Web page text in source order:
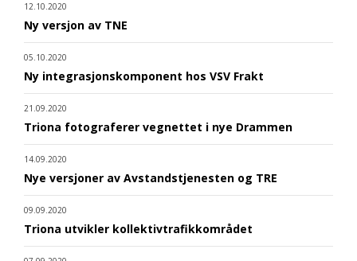
12.10.2020
Ny versjon av TNE
05.10.2020
Ny integrasjonskomponent hos VSV Frakt
21.09.2020
Triona fotograferer vegnettet i nye Drammen
14.09.2020
Nye versjoner av Avstandstjenesten og TRE
09.09.2020
Triona utvikler kollektivtrafikkområdet